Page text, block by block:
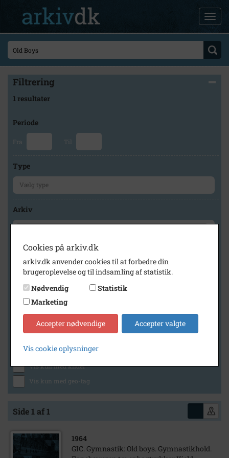
Filtrering
1 resultater
Periode
Fra Til
Type
Arkiv
Geografi
Generelt
Vis kun med billeder
Vis kun med lydklip
Vis kun med kilder
Vis kun med geo-tag
Side 1 af 1
1964
GIC. Gymnastik: Old boys. Gymnastikhold.
Cookies på arkiv.dk
arkiv.dk anvender cookies til at forbedre din
brugeroplevelse og til indsamling af statistik.
Nødvendig
Statistik
Marketing
Accepter nødvendige Accepter valgte
Vis cookie oplysninger